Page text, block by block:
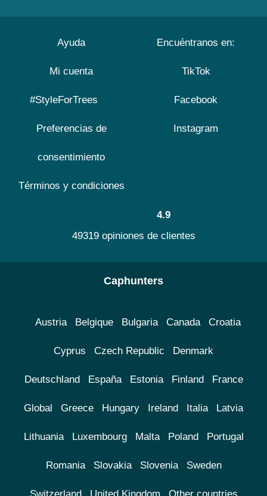
Ayuda
Mi cuenta
#StyleForTrees
Preferencias de
consentimiento
Términos y condiciones
Encuéntranos en:
TikTok
Facebook
Instagram
4.9
49319 opiniones de clientes
Caphunters
Austria Belgique Bulgaria Canada Croatia
Cyprus Czech Republic Denmark
Deutschland España Estonia Finland France
Global Greece Hungary Ireland Italia Latvia
Lithuania Luxembourg Malta Poland Portugal
Romania Slovakia Slovenia Sweden